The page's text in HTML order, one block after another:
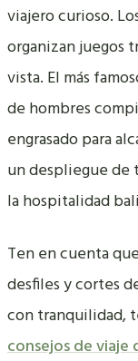
viajero curioso.
organizan juegos
vista. El más
de hombres
engrasado para
un despliegue de
la hospitalidad
Ten en cuenta
desfiles y cortes
con tranquilidad,
consejos de